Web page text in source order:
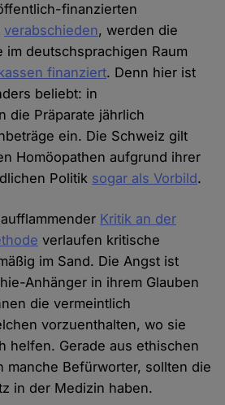
finanzierten
verabschieden, werden die
im deutschsprachigen Raum
finanziert. Denn hier ist
beliebt: in
die Präparate jährlich
ein. Die Schweiz gilt
Homöopathen aufgrund ihrer
Politik sogar als Vorbild.
Kritik an der
verlaufen kritische
im Sand. Die Angst ist
Anhänger in ihrem Glauben
die vermeintlich
vorzuenthalten, wo sie
helfen. Gerade aus ethischen
manche Befürworter, sollten die
in der Medizin haben.